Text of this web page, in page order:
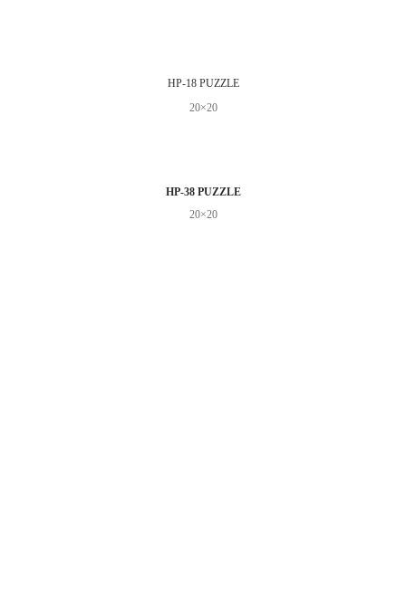
HP-18 PUZZLE
20×20
HP-38 PUZZLE
20×20